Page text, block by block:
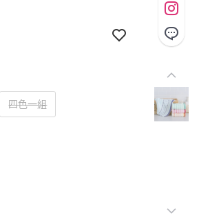
四色一組